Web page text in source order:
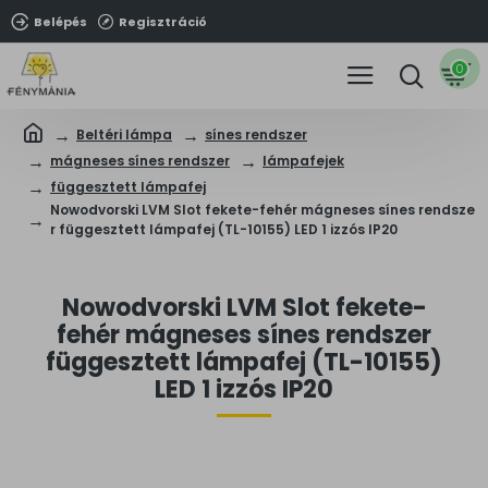
Belépés Regisztráció
0
Beltéri lámpa
sínes rendszer
mágneses sínes rendszer
lámpafejek
függesztett lámpafej
Nowodvorski LVM Slot fekete-fehér mágneses sínes rendsze
r függesztett lámpafej (TL-10155) LED 1 izzós IP20
Nowodvorski LVM Slot fekete-
fehér mágneses sínes rendszer
függesztett lámpafej (TL-10155)
LED 1 izzós IP20